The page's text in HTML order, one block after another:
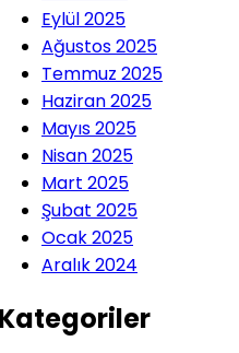
Eylül 2025
Ağustos 2025
Temmuz 2025
Haziran 2025
Mayıs 2025
Nisan 2025
Mart 2025
Şubat 2025
Ocak 2025
Aralık 2024